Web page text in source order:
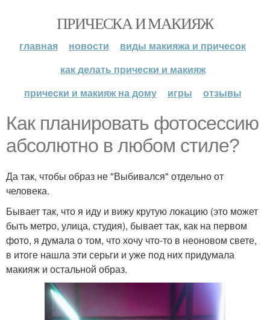
ПРИЧЕСКА И МАКИЯЖ
главная новости
виды макияжа и причесок
как делать прически и макияж
прически и макияж на дому
игры отзывы
Как планировать фотосессию
абсолютно в любом стиле?
Да так, чтобы образ не "Выбивался" отдельно от
человека.
Бывает так, что я иду и вижу крутую локацию (это может
быть метро, улица, студия), бывает так, как на первом
фото, я думала о том, что хочу что-то в неоновом свете,
в итоге нашла эти серьги и уже под них придумала
макияж и остальной образ.